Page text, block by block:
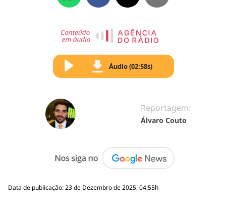
Áudio (02:58s)
Reportagem:
Álvaro Couto
Data de publicação: 23 de Dezembro de 2025, 04:55h